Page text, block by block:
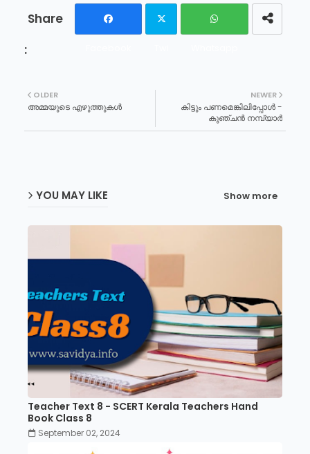
NEWER
കിട്ടും പണമെങ്കിലിപ്പോൾ -
കുഞ്ചൻ നമ്പ്യാർ
OLDER
അമ്മയുടെ എഴുത്തുകൾ
YOU MAY LIKE Show more
Teacher Text 8 - SCERT Kerala Teachers Hand
Book Class 8
September 02, 2024